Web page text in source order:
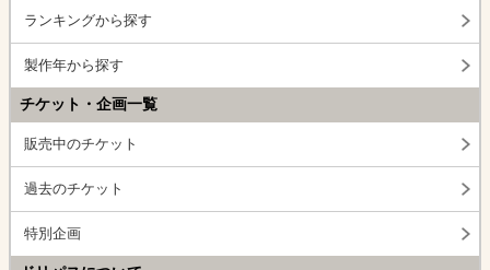
ランキングから探す
製作年から探す
チケット・企画一覧
販売中のチケット
過去のチケット
特別企画